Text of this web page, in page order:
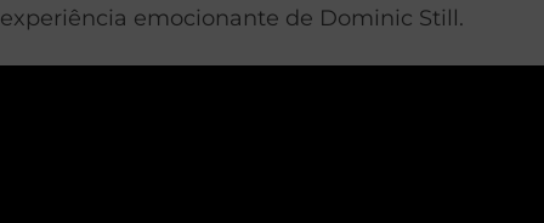
experiência emocionante de Dominic Still.